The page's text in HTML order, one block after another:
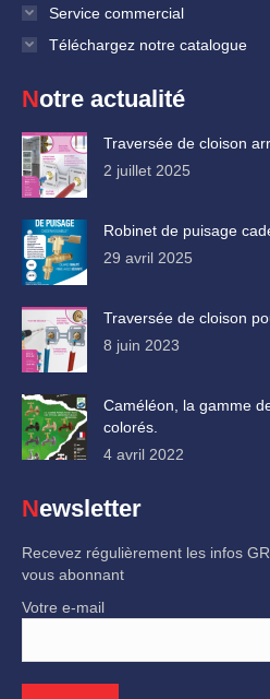
Service commercial
Téléchargez notre catalogue
Notre actualité
Traversée de cloison
2 juillet 2025
Robinet de puisage
29 avril 2025
Traversée de cloison
8 juin 2023
Caméléon, la gamme
colorés.
4 avril 2022
Newsletter
Recevez régulièrement les infos
vous abonnant
Votre e-mail